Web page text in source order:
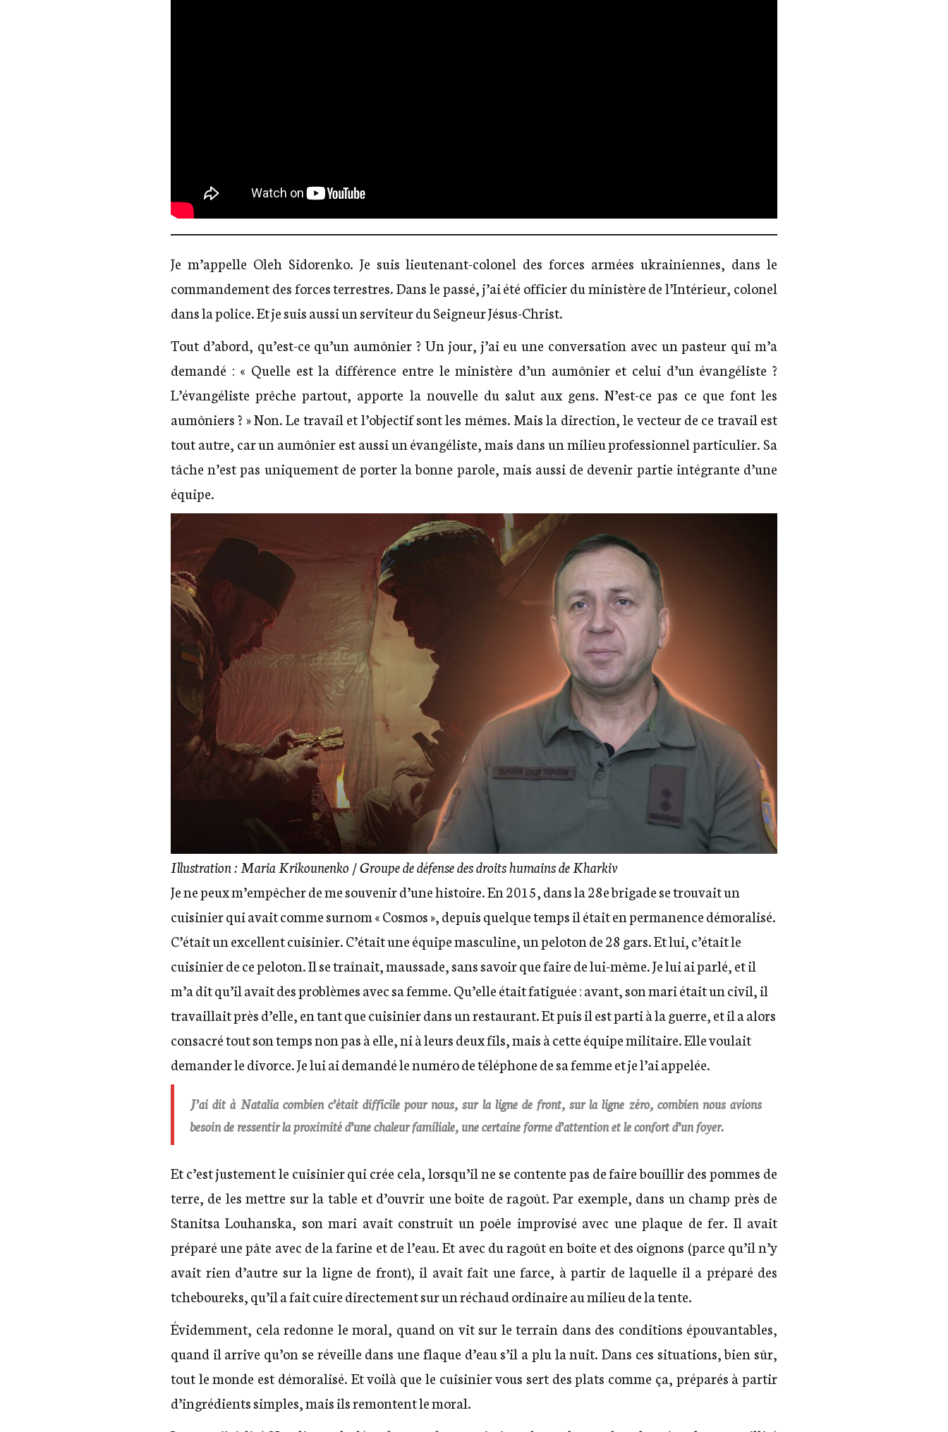
Je m’appelle Oleh Sidorenko. Je suis lieutenant-colonel des forces armées ukrainiennes, dans le
commandement des forces terrestres. Dans le passé, j’ai été officier du ministère de l’Intérieur, colonel
dans la police. Et je suis aussi un serviteur du Seigneur Jésus-Christ.
Tout d’abord, qu’est-ce qu’un aumônier ? Un jour, j’ai eu une conversation avec un pasteur qui m’a
demandé : « Quelle est la différence entre le ministère d’un aumônier et celui d’un évangéliste ?
L’évangéliste prêche partout, apporte la nouvelle du salut aux gens. N’est-ce pas ce que font les
aumôniers ? » Non. Le travail et l’objectif sont les mêmes. Mais la direction, le vecteur de ce travail est
tout autre, car un aumônier est aussi un évangéliste, mais dans un milieu professionnel particulier. Sa
tâche n’est pas uniquement de porter la bonne parole, mais aussi de devenir partie intégrante d’une
équipe.
Illustration : Maria Krikounenko / Groupe de défense des droits humains de Kharkiv
Je ne peux m’empêcher de me souvenir d’une histoire. En 2015, dans la 28e brigade se trouvait un
cuisinier qui avait comme surnom « Cosmos », depuis quelque temps il était en permanence démoralisé.
C’était un excellent cuisinier. C’était une équipe masculine, un peloton de 28 gars. Et lui, c’était le
cuisinier de ce peloton. Il se traînait, maussade, sans savoir que faire de lui-même. Je lui ai parlé, et il
m’a dit qu’il avait des problèmes avec sa femme. Qu’elle était fatiguée : avant, son mari était un civil, il
travaillait près d’elle, en tant que cuisinier dans un restaurant. Et puis il est parti à la guerre, et il a alors
consacré tout son temps non pas à elle, ni à leurs deux fils, mais à cette équipe militaire. Elle voulait
demander le divorce. Je lui ai demandé le numéro de téléphone de sa femme et je l’ai appelée.
J’ai dit à Natalia combien c’était difficile pour nous, sur la ligne de front, sur la ligne zéro, combien nous avions
besoin de ressentir la proximité d’une chaleur familiale, une certaine forme d’attention et le confort d’un foyer.
Et c’est justement le cuisinier qui crée cela, lorsqu’il ne se contente pas de faire bouillir des pommes de
terre, de les mettre sur la table et d’ouvrir une boîte de ragoût. Par exemple, dans un champ près de
Stanitsa Louhanska, son mari avait construit un poêle improvisé avec une plaque de fer. Il avait
préparé une pâte avec de la farine et de l’eau. Et avec du ragoût en boîte et des oignons (parce qu’il n’y
avait rien d’autre sur la ligne de front), il avait fait une farce, à partir de laquelle il a préparé des
tcheboureks, qu’il a fait cuire directement sur un réchaud ordinaire au milieu de la tente.
Évidemment, cela redonne le moral, quand on vit sur le terrain dans des conditions épouvantables,
quand il arrive qu’on se réveille dans une flaque d’eau s’il a plu la nuit. Dans ces situations, bien sûr,
tout le monde est démoralisé. Et voilà que le cuisinier vous sert des plats comme ça, préparés à partir
d’ingrédients simples, mais ils remontent le moral.